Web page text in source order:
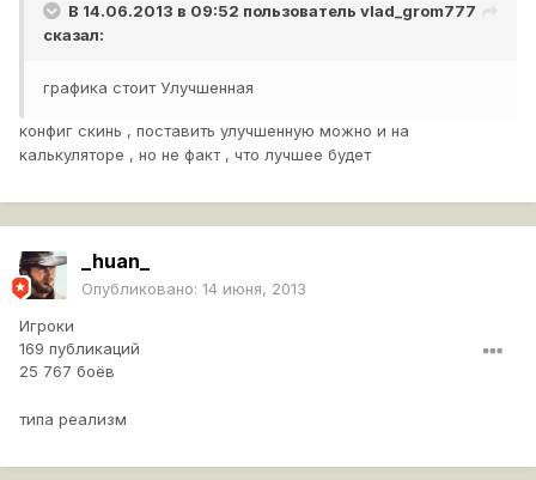
В 14.06.2013 в 09:52 пользователь vlad_grom777
сказал:
графика стоит Улучшенная
конфиг скинь , поставить улучшенную можно и на
калькуляторе , но не факт , что лучшее будет
_huan_
Опубликовано: 14 июня, 2013
Игроки
169 публикаций
25 767 боёв
типа реализм